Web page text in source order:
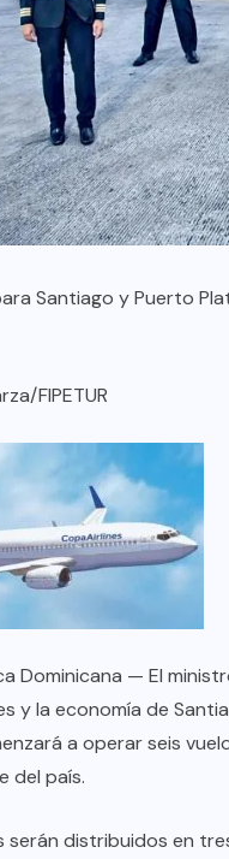
Santiago y Puerto
FIPETUR
Dominicana — El
y la economía de
a operar seis
del país.
serán distribuidos en